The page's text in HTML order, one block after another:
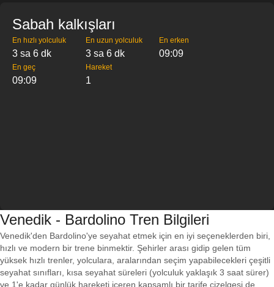
Sabah kalkışları
En hızlı yolculuk
3 sa 6 dk
En uzun yolculuk
3 sa 6 dk
En erken
09:09
En geç
09:09
Hareket
1
Venedik - Bardolino Tren Bilgileri
Venedik'den Bardolino'ye seyahat etmek için en iyi seçeneklerden biri,
hızlı ve modern bir trene binmektir. Şehirler arası gidip gelen tüm
yüksek hızlı trenler, yolculara, aralarından seçim yapabilecekleri çeşitli
seyahat sınıfları, kısa seyahat süreleri (yolculuk yaklaşık 3 saat sürer)
ve 1'e kadar günlük hareketi içeren kapsamlı bir tarife çizelgesi de